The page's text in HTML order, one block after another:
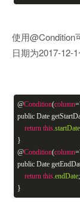
使用@Condition
日期为2017-12-
@Condition(column
public Date
return this.startDate
}
@Condition(column
public Date
return this.endDate;
}